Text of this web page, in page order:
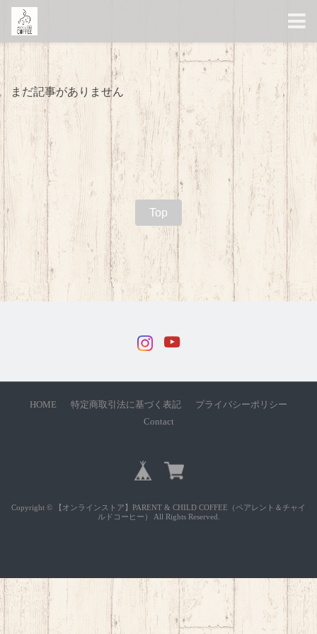
まだ記事がありません
Top
HOME 特定商取引法に基づく表記
プライバシーポリシー
Contact
Copyright © 【オンラインストア】PARENT & CHILD COFFEE（ペアレント＆チャイ
ルドコーヒー） All Rights Reserved.